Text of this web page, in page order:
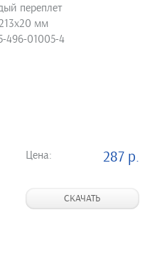
переплет
мм
496-01005-4
Цена: 287 р.
СКАЧАТЬ